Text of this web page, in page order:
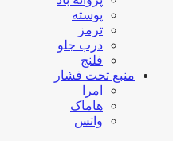
پوسته
ترمز
درب جلو
فلنج
منبع تحت فشار
امرا
هاماک
واتس